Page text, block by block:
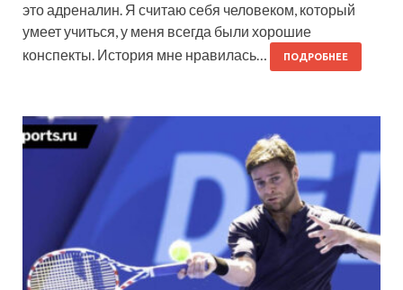
это адреналин. Я считаю себя человеком, который
умеет учиться, у меня всегда были хорошие
конспекты. История мне нравилась…
ПОДРОБНЕЕ